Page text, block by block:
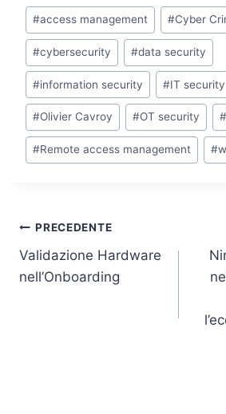
k
e
dI
n
c
e
b
o
o
k
itt
er
at
s
A
p
p
p
y
Li
n
k
l
Tag
articolo:
#access management #Cyber
#cybersecurity #data security
#information security #IT security
#Olivier Cavroy #OT security #
#Remote access management #
Navigazione
articoli
PRECEDENTE
Validazione Hardware
nell’Onboarding